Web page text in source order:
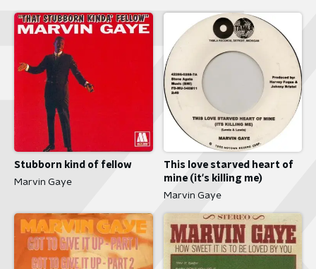
Stubborn kind of fellow
Marvin Gaye
This love starved heart of
mine (it's killing me)
Marvin Gaye